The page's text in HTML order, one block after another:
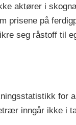
aktører i
prisene på
seg råstoff til
inngår ikke i